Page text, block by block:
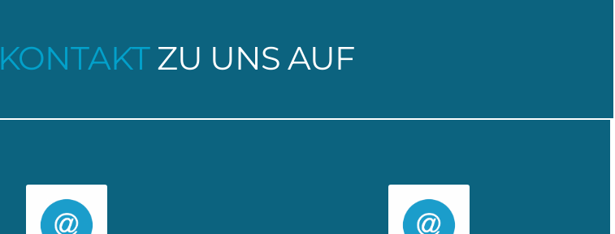
KONTAKTZU UNS AUF